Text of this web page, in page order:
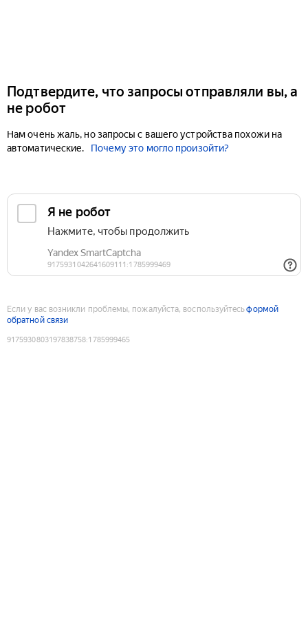
Подтвердите, что запросы отправляли вы, а
не робот
Нам очень жаль, но запросы с вашего устройства похожи на
автоматические.
Почему это могло произойти?
Если у вас возникли проблемы, пожалуйста, воспользуйтесьформой
обратной связи
9175930803197838758:1785999465